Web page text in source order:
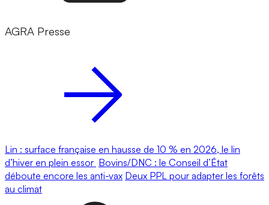
AGRA Presse
Lin : surface française en hausse de 10 % en 2026, le lin
d’hiver en plein essor Bovins/DNC : le Conseil d’État
déboute encore les anti-vax Deux PPL pour adapter les forêts
au climat